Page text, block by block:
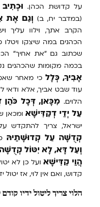
על קדושת הכהן. וּכְתִיב
(במדבר יח, ב) וְגַם אֶת
הקרב אתך, וילוו עליך
הכהנים במה שיצקו
שכתוב גם "את אחיך"
בכמה מקומות שהכהנים
אָבִיךָ, כְּלָל כי מאחר
עוד שבט אביך, אלא ודאי
הלוים. מִכָּאן, דְּכָל כֹּהֵן
עַל יְדֵי דְקַדִּישָׁאומכאן
ישראל, צריך להתקדש
קְדֻשָּׁה עַל קְדוּשָּׁתֵיהּ
וְעַל דָּא,לָא יִטּוֹל קְדֻשָּׁה
הֲוֵי קַדִּישָׁאועל כן לא
קדוש, ואם אין לוי, אז יטול
הלוי צריך ליטול ידיו קודם